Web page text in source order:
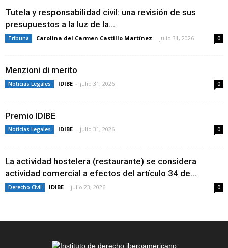
Tutela y responsabilidad civil: una revisión de sus
presupuestos a la luz de la...
Tribuna Carolina del Carmen Castillo Martínez - julio 31, 2026 0
Menzioni di merito
Noticias Legales IDIBE - julio 31, 2026 0
Premio IDIBE
Noticias Legales IDIBE - julio 31, 2026 0
La actividad hostelera (restaurante) se considera
actividad comercial a efectos del artículo 34 de...
Derecho Civil IDIBE - julio 23, 2026 0